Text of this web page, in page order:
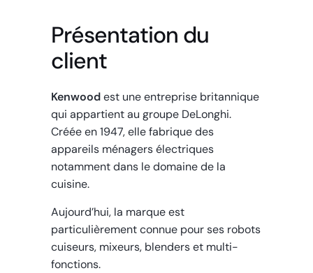
Présentation du
client
Kenwoodest une entreprise britannique
qui appartient au groupe DeLonghi.
Créée en 1947, elle fabrique des
appareils ménagers électriques
notamment dans le domaine de la
cuisine.
Aujourd’hui, la marque est
particulièrement connue pour ses robots
cuiseurs, mixeurs, blenders et multi-
fonctions.